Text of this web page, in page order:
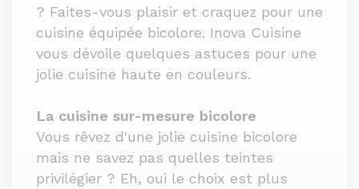
? Faites-vous plaisir et craquez pour une
cuisine équipée bicolore. Inova Cuisine
vous dévoile quelques astuces pour une
jolie cuisine haute en couleurs.
La cuisine sur-mesure bicolore
Vous rêvez d'une jolie cuisine bicolore
mais ne savez pas quelles teintes
privilégier ? Eh, oui le choix est plus